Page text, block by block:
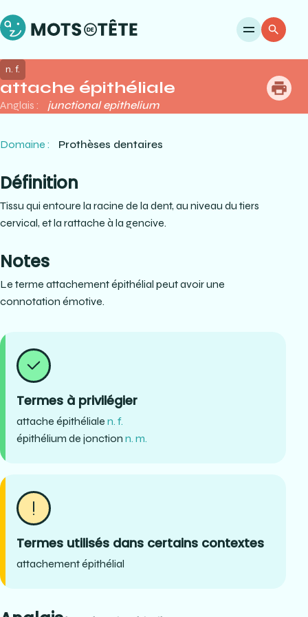
attache épithéliale
n. f.
Anglais : junctional epithelium
Domaine : Prothèses dentaires
Définition
Tissu qui entoure la racine de la dent, au niveau du tiers
cervical, et la rattache à la gencive.
Notes
Le terme attachement épithélial peut avoir une
connotation émotive.
Termes à privilégier
attache épithéliale n. f.
épithélium de jonction n. m.
Termes utilisés dans certains contextes
attachement épithélial